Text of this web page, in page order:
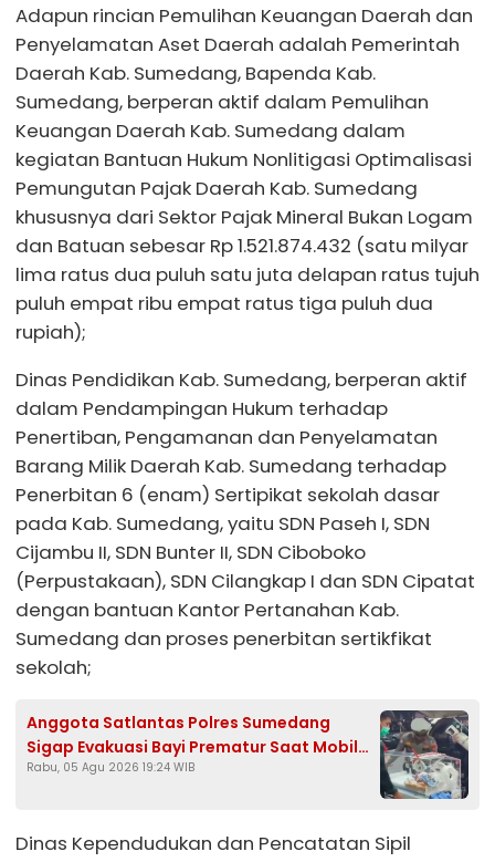
Adapun rincian Pemulihan Keuangan Daerah dan
Penyelamatan Aset Daerah adalah Pemerintah
Daerah Kab. Sumedang, Bapenda Kab.
Sumedang, berperan aktif dalam Pemulihan
Keuangan Daerah Kab. Sumedang dalam
kegiatan Bantuan Hukum Nonlitigasi Optimalisasi
Pemungutan Pajak Daerah Kab. Sumedang
khususnya dari Sektor Pajak Mineral Bukan Logam
dan Batuan sebesar Rp 1.521.874.432 (satu milyar
lima ratus dua puluh satu juta delapan ratus tujuh
puluh empat ribu empat ratus tiga puluh dua
rupiah);
Dinas Pendidikan Kab. Sumedang, berperan aktif
dalam Pendampingan Hukum terhadap
Penertiban, Pengamanan dan Penyelamatan
Barang Milik Daerah Kab. Sumedang terhadap
Penerbitan 6 (enam) Sertipikat sekolah dasar
pada Kab. Sumedang, yaitu SDN Paseh I, SDN
Cijambu II, SDN Bunter II, SDN Ciboboko
(Perpustakaan), SDN Cilangkap I dan SDN Cipatat
dengan bantuan Kantor Pertanahan Kab.
Sumedang dan proses penerbitan sertikfikat
sekolah;
Anggota Satlantas Polres Sumedang
Sigap Evakuasi Bayi Prematur Saat Mobil
Ambulans Pecah Ban
Rabu, 05 Agu 2026 19:24 WIB
Dinas Kependudukan dan Pencatatan Sipil